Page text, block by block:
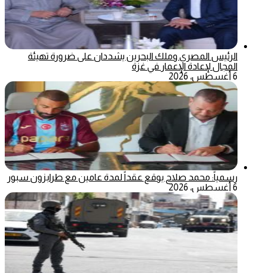
الرئيس المصري وملك البحرين يشددان على ضرورة تهيئة
المجال لإعادة الإعمار في غزة
6 أغسطس، 2026
رسمياً: محمد صلاح يوقع عقداً لمدة عامين مع طرابزون سبور
6 أغسطس، 2026